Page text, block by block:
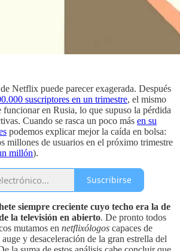
Netflix puede parecer exagerada. Después
suscriptores en un trimestre, el mismo
funcionar en Rusia, lo que supuso la pérdida
Cuando se rasca un poco más en su
podemos explicar mejor la caída en bolsa:
millones de usuarios en el próximo trimestre
millón).
Suscribirse
siempre creciente cuyo techo era la de
la televisión en abierto. De pronto todos
mutamos en netflixólogos capaces de
y desaceleración de la gran estrella del